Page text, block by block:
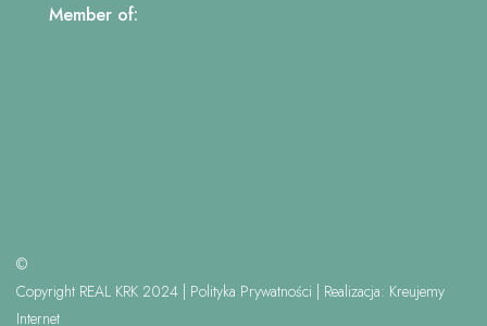
Member of:
©
Copyright REAL KRK 2024 | Polityka Prywatności | Realizacja: Kreujemy
Internet